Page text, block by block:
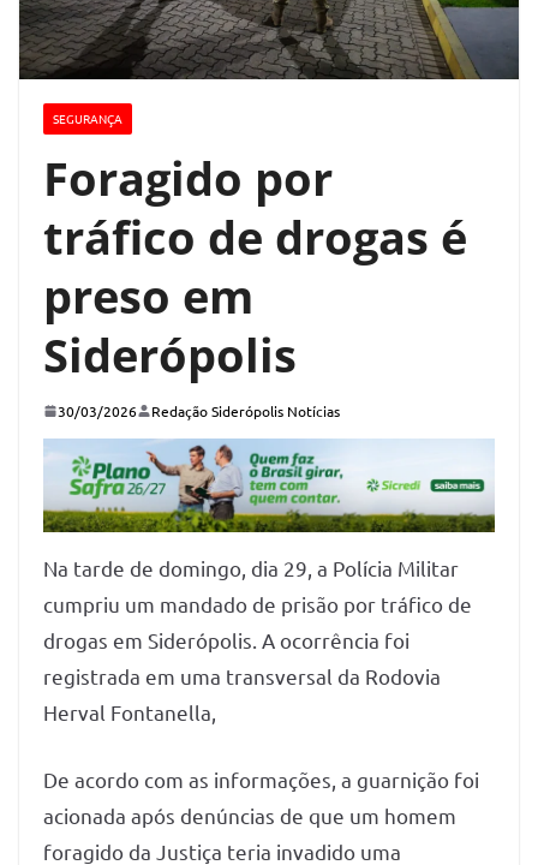
SEGURANÇA
Foragido por
tráfico de drogas é
preso em
Siderópolis
30/03/2026 Redação Siderópolis Notícias
Na tarde de domingo, dia 29, a Polícia Militar
cumpriu um mandado de prisão por tráfico de
drogas em Siderópolis. A ocorrência foi
registrada em uma transversal da Rodovia
Herval Fontanella,
De acordo com as informações, a guarnição foi
acionada após denúncias de que um homem
foragido da Justiça teria invadido uma